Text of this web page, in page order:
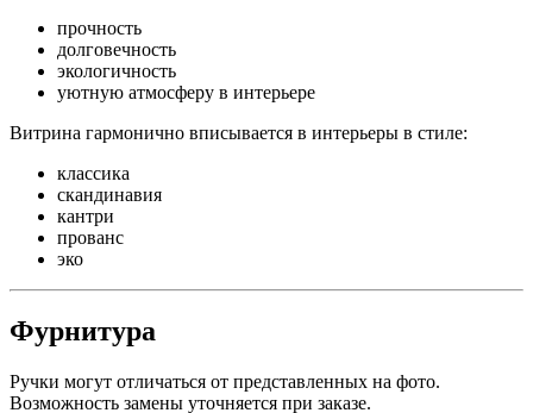
прочность
долговечность
экологичность
уютную атмосферу в интерьере
Витрина гармонично вписывается в интерьеры в стиле:
классика
скандинавия
кантри
прованс
эко
Фурнитура
Ручки могут отличаться от представленных на фото.
Возможность замены уточняется при заказе.